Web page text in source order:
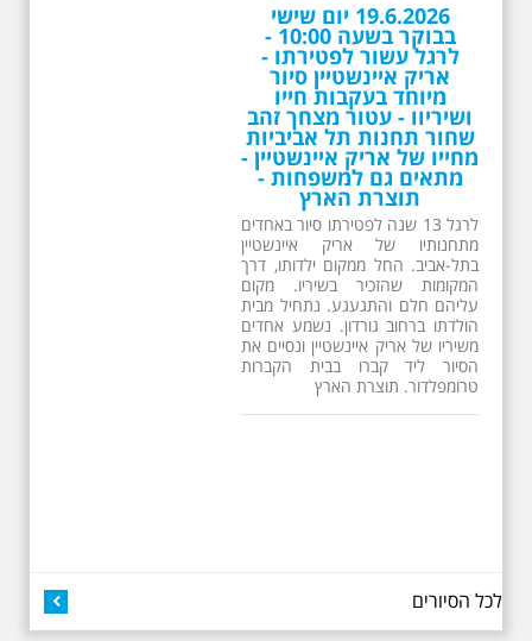
19.6.2026 יום שישי
בבוקר בשעה 10:00 -
לרגל עשור לפטירתו -
אריק איינשטיין סיור
מיוחד בעקבות חייו
ושיריוו - עטור מצחך זהב
שחור תחנות תל אביביות
מחייו של אריק איינשטיין -
מתאים גם למשפחות -
תוצרת הארץ
לרגל 13 שנה לפטירתו סיור באחדים
מתחנותיו של אריק איינשטיין
בתל-אביב. החל ממקום ילדותו, דרך
המקומות שהזכיר בשיריו. מקום
עליהם חלם והתגעגע. נתחיל מבית
הולדתו ברחוב גורדון. נשמע אחדים
משיריו של אריק איינשטיין ונסיים את
הסיור ליד קברו בבית הקברות
טרומפלדור. תוצרת הארץ
לכל הסיורים